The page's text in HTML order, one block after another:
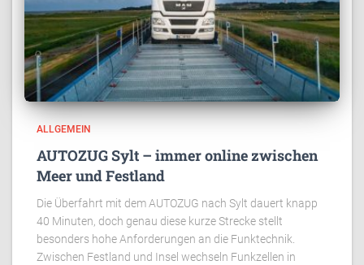
ALLGEMEIN
AUTOZUG Sylt – immer online zwischen
Meer und Festland
Die Überfahrt mit dem AUTOZUG nach Sylt dauert knapp
40 Minuten, doch genau diese kurze Strecke stellt
besonders hohe Anforderungen an die Funktechnik.
Zwischen Festland und Insel wechseln Funkzellen in